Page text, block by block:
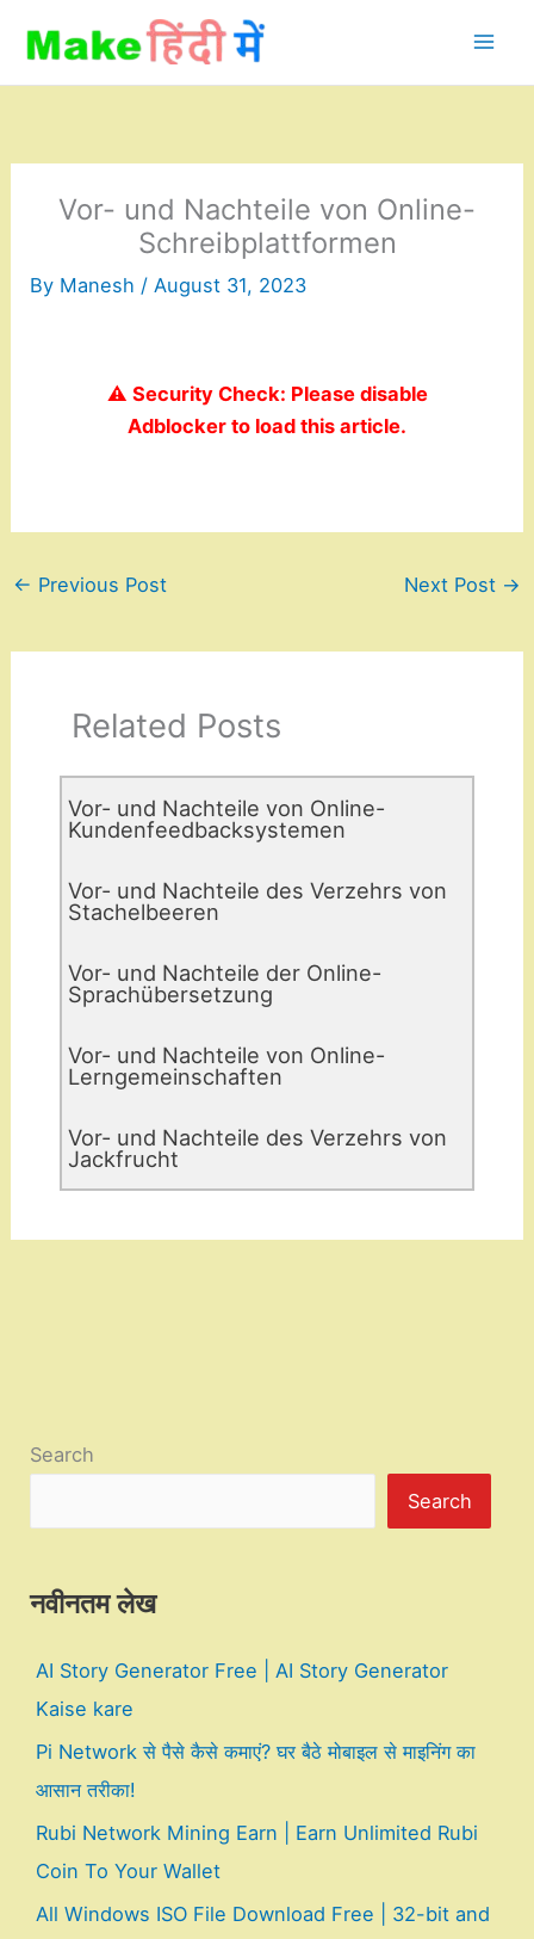
content
Vor- und Nachteile von Online-
Schreibplattformen
By Manesh /August 31, 2023
⚠️ Security Check: Please disable
Adblocker to load this article.
← Previous Post Next Post →
Related Posts
Vor- und Nachteile von Online-
Kundenfeedbacksystemen
Vor- und Nachteile des Verzehrs von
Stachelbeeren
Vor- und Nachteile der Online-
Sprachübersetzung
Vor- und Nachteile von Online-
Lerngemeinschaften
Vor- und Nachteile des Verzehrs von
Jackfrucht
Search
Search
नवीनतम लेख
AI Story Generator Free | AI Story Generator
Kaise kare
Pi Network से पैसे कैसे कमाएं? घर बैठे मोबाइल से माइनिंग का
आसान तरीका!
Rubi Network Mining Earn | Earn Unlimited Rubi
Coin To Your Wallet
All Windows ISO File Download Free | 32-bit and